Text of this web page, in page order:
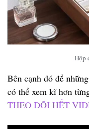
Hộp
Bên cạnh đó để
có thể xem kĩ hơn
THEO DÕI HẾT